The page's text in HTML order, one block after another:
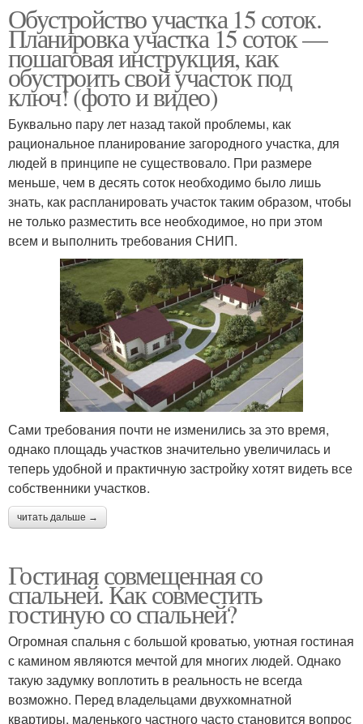
Обустройство участка 15 соток.
Планировка участка 15 соток —
пошаговая инструкция, как
обустроить свой участок под
ключ! (фото и видео)
Буквально пару лет назад такой проблемы, как
рациональное планирование загородного участка, для
людей в принципе не существовало. При размере
меньше, чем в десять соток необходимо было лишь
знать, как распланировать участок таким образом, чтобы
не только разместить все необходимое, но при этом
всем и выполнить требования СНИП.
Сами требования почти не изменились за это время,
однако площадь участков значительно увеличилась и
теперь удобной и практичную застройку хотят видеть все
собственники участков.
читать дальше →
Гостиная совмещенная со
спальней. Как совместить
гостиную со спальней?
Огромная спальня с большой кроватью, уютная гостиная
с камином являются мечтой для многих людей. Однако
такую задумку воплотить в реальность не всегда
возможно. Перед владельцами двухкомнатной
квартиры, маленького частного часто становится вопрос